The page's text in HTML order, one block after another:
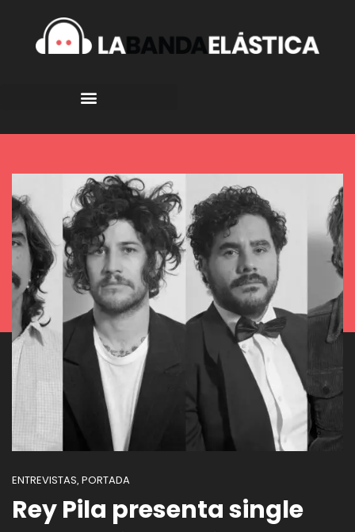
ENTREVISTAS, PORTADA
Rey Pila presenta single